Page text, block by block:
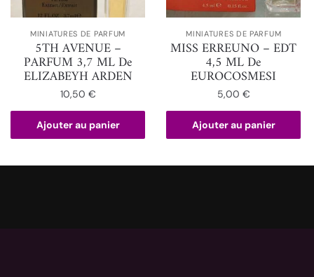
MINIATURES DE PARFUM
5TH AVENUE –
PARFUM 3,7 ML De
ELIZABEYH ARDEN
10,50 €
Ajouter au panier
MINIATURES DE PARFUM
MISS ERREUNO – EDT
4,5 ML De
EUROCOSMESI
5,00 €
Ajouter au panier